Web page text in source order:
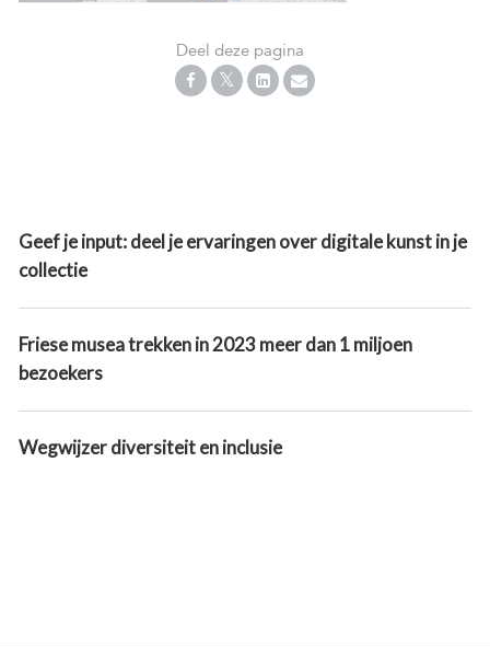
Deel deze pagina
Geef je input: deel je ervaringen over digitale kunst in je
collectie
Friese musea trekken in 2023 meer dan 1 miljoen
bezoekers
Wegwijzer diversiteit en inclusie